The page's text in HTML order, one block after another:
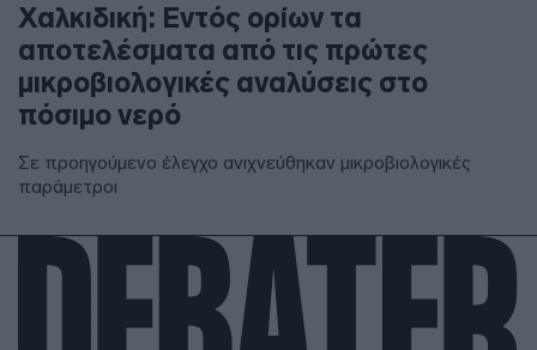
Χαλκιδική: Εντός ορίων τα
αποτελέσματα από τις πρώτες
μικροβιολογικές αναλύσεις στο
πόσιμο νερό
Σε προηγούμενο έλεγχο ανιχνεύθηκαν μικροβιολογικές
παράμετροι